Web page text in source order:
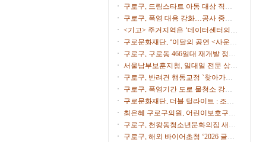
터 ‘길고양이 사진 공모전’
구로구, 드림스타트 아동 대상 직업
체험 프로그램 운영
구로구, 폭염 대응 강화…공사 중단·
행사 일정 조정
<기고> 주거지역은 ‘데이터센터의
부지’가 아니다
구로문화재단, ‘이달의 공연 <사운드
트립>’ 9월 공연 개최
구로구, 구로동 466일대 재개발 정비
계획 수립 본격 착수
서울남부보훈지청, 일대일 전문 상담
가 ‘보훈매니저’ 운영
구로구, 반려견 행동교정 `찾아가는
펫마스터` 참가자 모집
구로구, 폭염기간 도로 물청소 강화,
살수차7대 투입 무더위 식힌다
구로문화재단, 더블 딜라이트 : 조윤
성 트리오 & 스탠딩 에그 개최
최은혜 구로구의원, 어린이보호구역
운영 개선 주민 간담회 개최
구로구, 천왕동청소년문화의집 새단
장…오픈파티·청소년 축제
구로구, 해외 바이어초청 ‘2026 글로